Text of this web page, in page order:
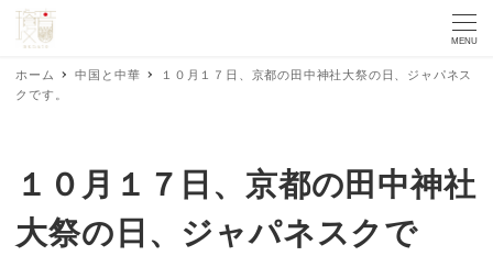
MENU
ホーム 中国と中華
１０月１７日、京都の田中神社大祭の日、ジャパネス
クです。
１０月１７日、京都の田中神社
大祭の日、ジャパネスクで